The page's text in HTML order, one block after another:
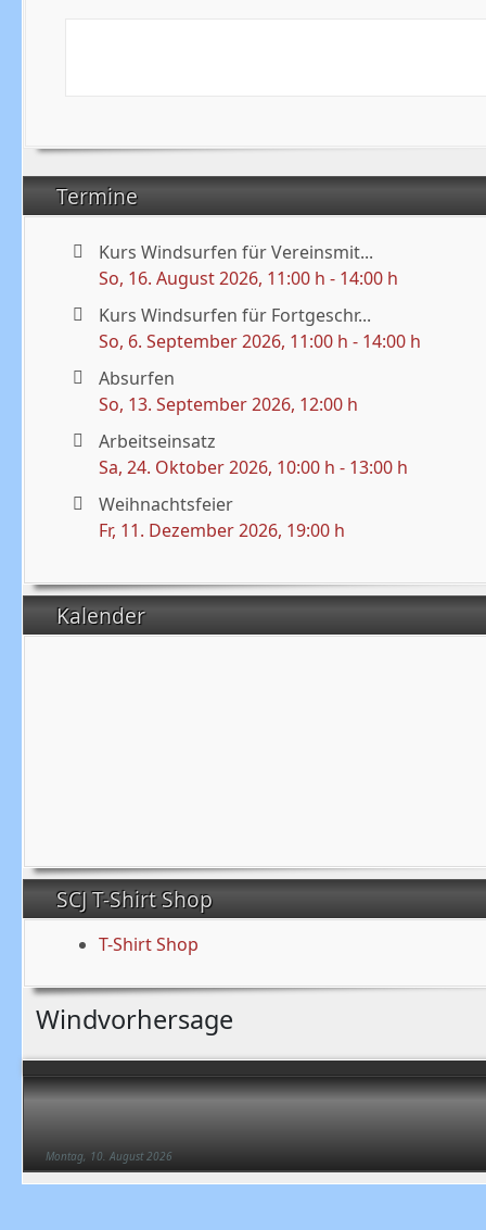
Montag, 10. August 2026
Termine
Kurs Windsurfen für Vereinsmit...
So, 16. August 2026, 11:00 h - 14:00 h
Kurs Windsurfen für Fortgeschr...
So, 6. September 2026, 11:00 h - 14:00 h
Absurfen
So, 13. September 2026, 12:00 h
Arbeitseinsatz
Sa, 24. Oktober 2026, 10:00 h - 13:00 h
Weihnachtsfeier
Fr, 11. Dezember 2026, 19:00 h
Kalender
SCJ T-Shirt Shop
T-Shirt Shop
Windvorhersage